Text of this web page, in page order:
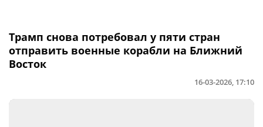
Трамп снова потребовал у пяти стран
отправить военные корабли на Ближний
Восток
16-03-2026, 17:10